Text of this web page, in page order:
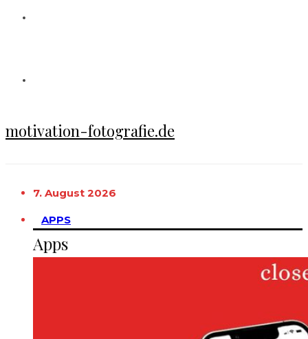
motivation-fotografie.de
7. August 2026
APPS
Apps